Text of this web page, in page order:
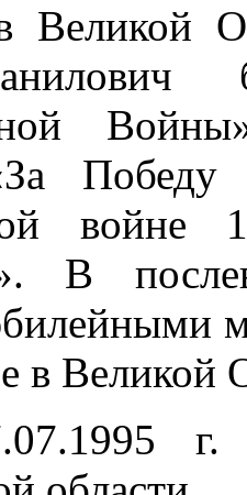
Великой
Победу
войне
В
в Великой
г.